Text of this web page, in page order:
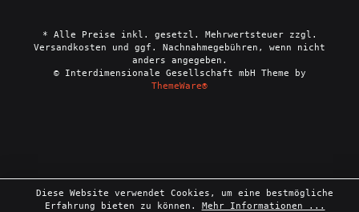
* Alle Preise inkl. gesetzl. Mehrwertsteuer zzgl.
Versandkosten und ggf. Nachnahmegebühren, wenn nicht
anders angegeben.
© Interdimensionale Gesellschaft mbH Theme by
ThemeWare®
Diese Website verwendet Cookies, um eine bestmögliche
Erfahrung bieten zu können. Mehr Informationen ...